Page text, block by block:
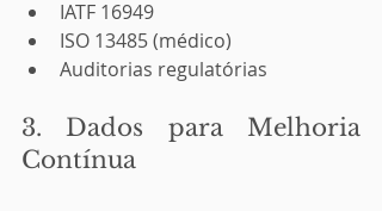
IATF 16949
ISO 13485 (médico)
Auditorias regulatórias
3. Dados para Melhoria
Contínua